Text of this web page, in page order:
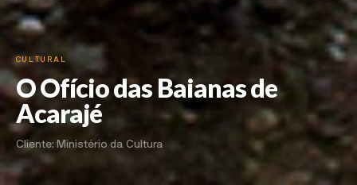
CULTURAL
O Ofício das Baianas de
Acarajé
Cliente: Ministério da Cultura